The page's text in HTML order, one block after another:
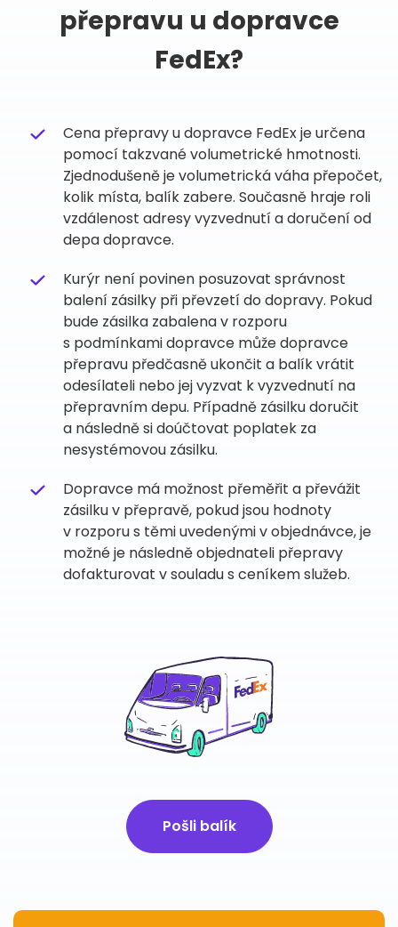
přepravu u dopravce
FedEx?
Cena přepravy u dopravce FedEx je určena
pomocí takzvané volumetrické hmotnosti.
Zjednodušeně je volumetrická váha přepočet,
kolik místa, balík zabere. Současně hraje roli
vzdálenost adresy vyzvednutí a doručení od
depa dopravce.
Kurýr není povinen posuzovat správnost
balení zásilky při převzetí do dopravy. Pokud
bude zásilka zabalena v rozporu
s podmínkami dopravce může dopravce
přepravu předčasně ukončit a balík vrátit
odesílateli nebo jej vyzvat k vyzvednutí na
přepravním depu. Případně zásilku doručit
a následně si doúčtovat poplatek za
nesystémovou zásilku.
Dopravce má možnost přeměřit a převážit
zásilku v přepravě, pokud jsou hodnoty
v rozporu s těmi uvedenými v objednávce, je
možné je následně objednateli přepravy
dofakturovat v souladu s ceníkem služeb.
Pošli balík